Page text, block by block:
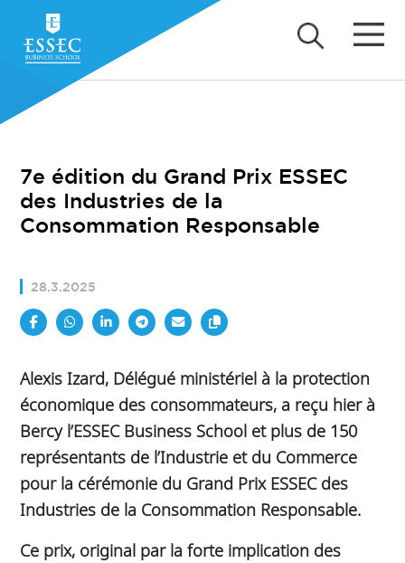
7e édition du Grand Prix ESSEC
des Industries de la
Consommation Responsable
28.3.2025
Alexis Izard, Délégué ministériel à la protection
économique des consommateurs, a reçu hier à
Bercy l’ESSEC Business School et plus de 150
représentants de l’Industrie et du Commerce
pour la cérémonie du Grand Prix ESSEC des
Industries de la Consommation Responsable.
Ce prix, original par la forte implication des